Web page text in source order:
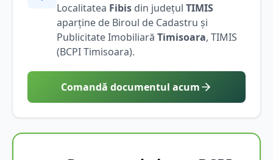
Localitatea Fibis din județul TIMIS
aparține de Biroul de Cadastru și
Publicitate Imobiliară Timisoara, TIMIS
(BCPITimisoara).
Comandă documentul acum